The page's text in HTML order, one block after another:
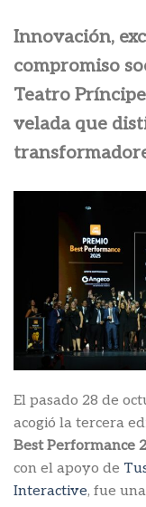
Innovación,
compromiso
Teatro
velada que
El pasado 28 de
acogió la tercera
Best Performance
con el apoyo de
Interactive, fue